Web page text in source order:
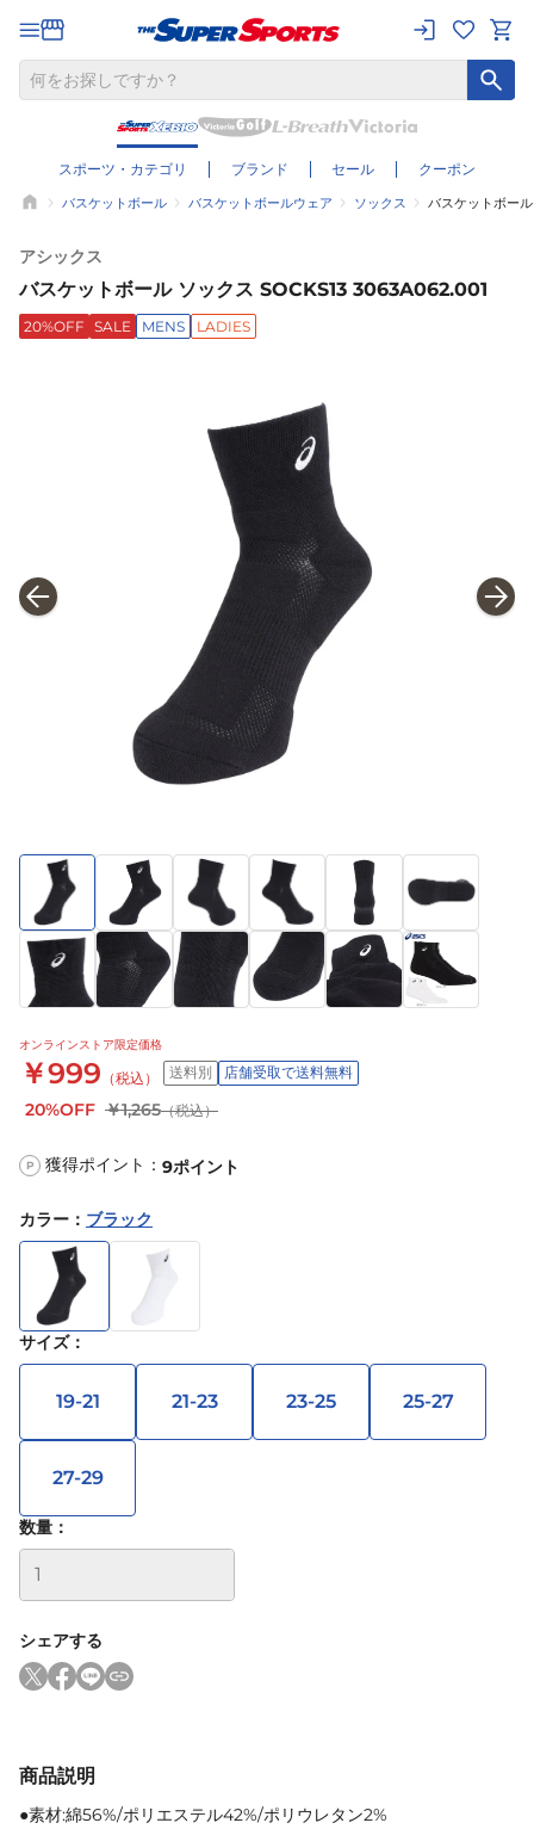
スポーツ・カテゴリ ブランド セール クーポン
バスケットボール バスケットボールウェア ソックス バスケットボー
アシックス
バスケットボール ソックス SOCKS13 3063A062.001
20%OFF SALE MENS LADIES
オンラインストア限定価格
￥999 （税込） 送料別 店舗受取で送料無料
20%OFF ￥1,265（税込）
P 獲得ポイント： 9ポイント
カラー ： ブラック
サイズ：
19-21 21-23 23-25 25-27
27-29
数量：
シェアする
商品説明
●素材:綿56%/ポリエステル42%/ポリウレタン2%